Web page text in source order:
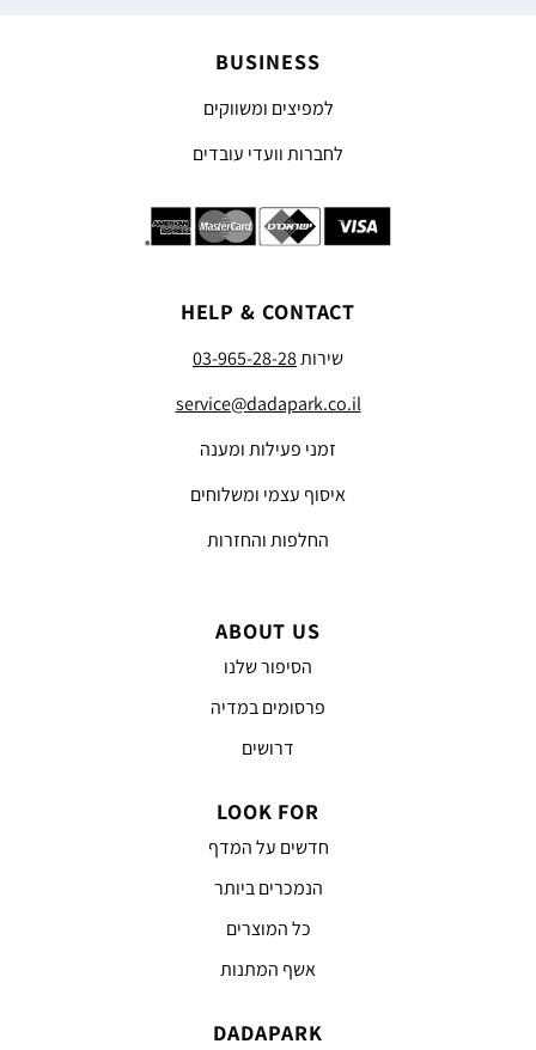
BUSINESS
למפיצים ומשווקים
לחברות וועדי עובדים
HELP & CONTACT
שירות03-965-28-28
service@dadapark.co.il
זמני פעילות ומענה
איסוף עצמי ומשלוחים
החלפות והחזרות
ABOUT US
הסיפור שלנו
פרסומים במדיה
דרושים
LOOK FOR
חדשים על המדף
הנמכרים ביותר
כל המוצרים
אשף המתנות
DADAPARK